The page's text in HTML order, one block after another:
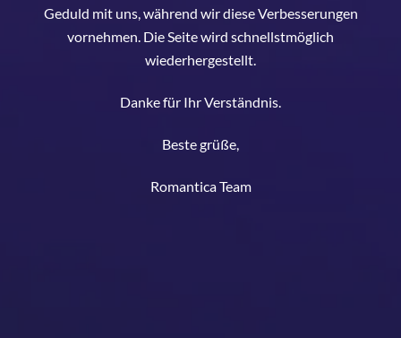
Geduld mit uns, während wir diese Verbesserungen
vornehmen. Die Seite wird schnellstmöglich
wiederhergestellt.
Danke für Ihr Verständnis.
Beste grüße,
Romantica Team